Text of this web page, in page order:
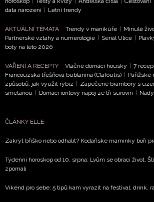
data narození | Letní trendy
AKTUÁLNÍ TÉMATA Trendy v manikúře | Minulé
Partnerské vztahy a numerologie | Seriál Ulice |
boty na léto 2026
VAŘENÍ A RECEPTY Vláčné domácí housky | 7
Francouzská třešňová bublanina (Clafoutis) | Pařížské
způsobů, jak využít rybíz | Zapečené brambory s
smetanou | Domácí iontový nápoj ze tří surovin |
ČLÁNKY ELLE
Zakrýt bříško nebo odhalit? Kodaňské maminky boří
Týdenní horoskop od 10. srpna: Lvům se obrací život,
zpomalí
Víkend pro sebe: 5 tipů kam vyrazit na festival, drink,